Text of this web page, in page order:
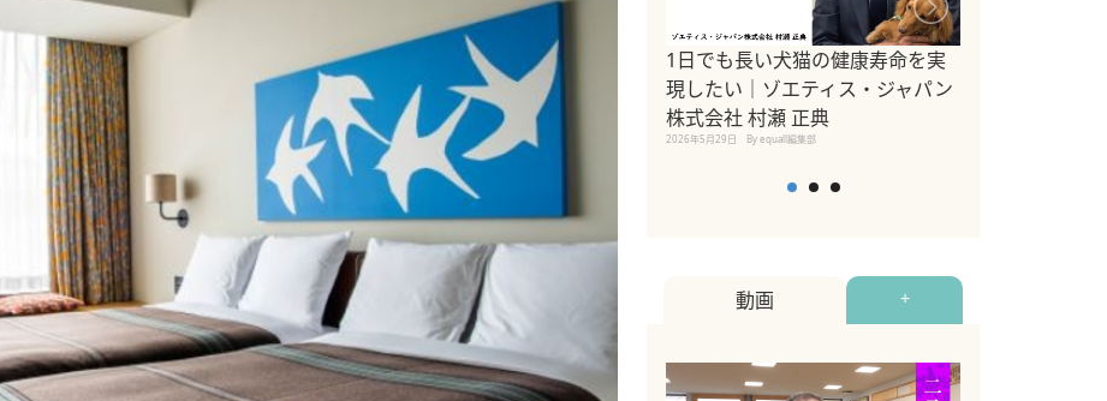
1日でも長い犬猫の健康寿命を実
現したい｜ゾエティス・ジャパン
株式会社 村瀬 正典
2026年5月29日 By equall編集部
動画 +